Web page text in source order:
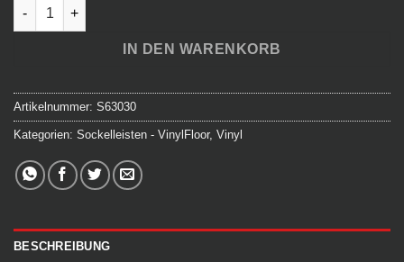
Objekt-Line - Einlegestreifen Menge
IN DEN WARENKORB
Artikelnummer: S63030
Kategorien: Sockelleisten - VinylFloor, Vinyl
BESCHREIBUNG